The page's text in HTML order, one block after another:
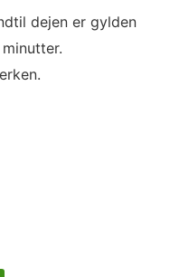
dejen er gylden